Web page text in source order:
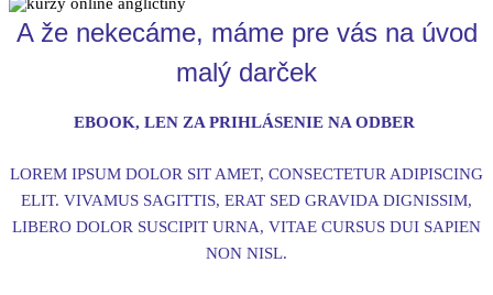
A že nekecáme, máme pre vás na úvod
malý darček
EBOOK, LEN ZA PRIHLÁSENIE NA ODBER
LOREM IPSUM DOLOR SIT AMET, CONSECTETUR ADIPISCING
ELIT. VIVAMUS SAGITTIS, ERAT SED GRAVIDA DIGNISSIM,
LIBERO DOLOR SUSCIPIT URNA, VITAE CURSUS DUI SAPIEN
NON NISL.